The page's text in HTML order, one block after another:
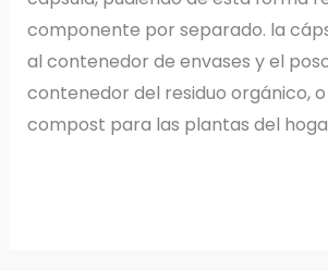
componente por separado. la
al contenedor de envases y el
contenedor del residuo orgánico,
compost para las plantas del